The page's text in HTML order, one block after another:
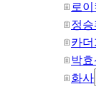
로이
정
카
박효
화사